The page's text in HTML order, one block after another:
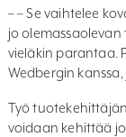
– – Se vaihtelee
jo
vieläkin parantaa.
Wedbergin
Työ
voidaan kehittää